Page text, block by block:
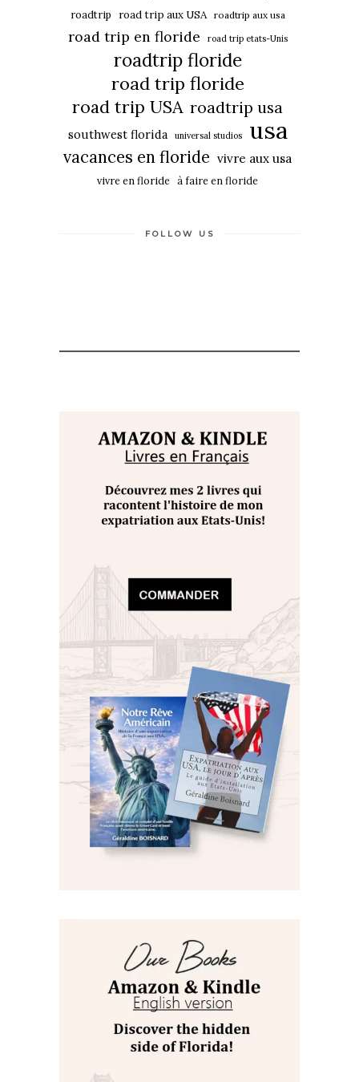
roadtrip road trip aux USA roadtrip aux usa
road trip en floride road trip etats-Unis
roadtrip floride
road trip floride
road trip USA roadtrip usa
southwest florida universal studios usa
vacances en floride vivre aux usa
vivre en floride à faire en floride
FOLLOW US